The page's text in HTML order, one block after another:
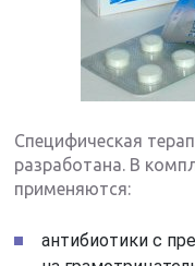
Специфическая
разработана. В
применяются:
антибиотики с